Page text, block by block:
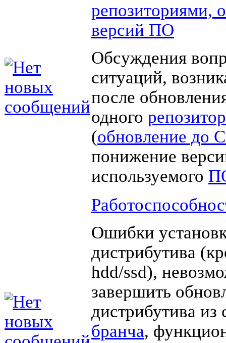
репозиториями,
версий ПО
Обсуждения
ситуаций,
после
одного
(обновление до
понижение
используемого
Ошибки
дистрибутива
hdd/ssd),
завершить
дистрибутива из
бранча,